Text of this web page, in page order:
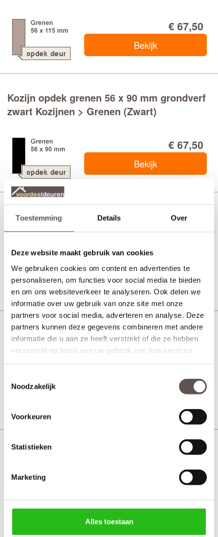
Toestemming Details Over
Deze website maakt gebruik van cookies
We gebruiken cookies om content en advertenties te
personaliseren, om functies voor social media te bieden
en om ons websiteverkeer te analyseren. Ook delen we
informatie over uw gebruik van onze site met onze
partners voor social media, adverteren en analyse. Deze
partners kunnen deze gegevens combineren met andere
informatie die u aan ze heeft verstrekt of die ze hebben
verzameld op basis van uw gebruik van hun services.
Noodzakelijk
Voorkeuren
Statistieken
Marketing
Alles toestaan
€ 67,50
Bekijk
Kozijn opdek grenen 56 x 90 mm grondverf
zwart Kozijnen > Grenen (Zwart)
€ 67,50
Bekijk
Kozijn stomp Grenen 56 x 114 gegrond
Kozijnen > Grenen
€ 67,50
Bekijk
Kozijn opdek hardhout 56 x 90 mm
grondverf wit Kozijnen > Hardhout
€ 67,75
Kozijn universeel vuren 45 x 114 mm
€ 71,52